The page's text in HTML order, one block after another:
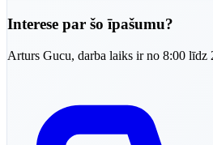
Interese par šo īpašumu?
Arturs Gucu, darba laiks ir no 8:00 līdz